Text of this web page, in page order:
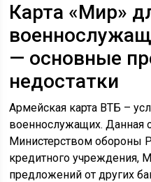
Карта «Мир»
— основные
недостатки
Армейская карта ВТБ –
военнослужащих. Данная
Министерством обороны
кредитного учреждения,
предложений от других